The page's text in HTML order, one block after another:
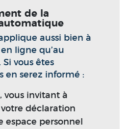
de la
aussi bien à
ligne qu’au
vous êtes
en serez informé :
vous invitant à
déclaration
espace personnel